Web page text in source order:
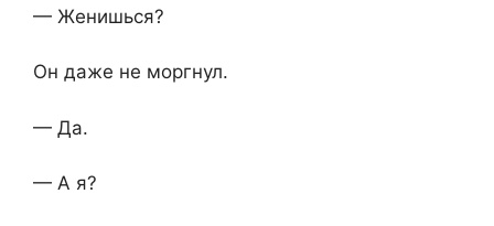
— Женишься?
Он даже не моргнул.
— Да.
— А я?